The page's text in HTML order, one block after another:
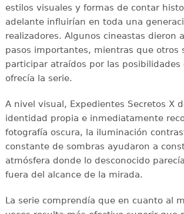
estilos visuales y formas de contar
adelante influirían en toda una
realizadores. Algunos cineastas dieron
pasos importantes, mientras que otros
participar atraídos por las posibilidades
ofrecía la serie.
A nivel visual, Expedientes Secretos X
identidad propia e inmediatamente
fotografía oscura, la iluminación
constante de sombras ayudaron a
atmósfera donde lo desconocido
fuera del alcance de la mirada.
La serie comprendía que en cuanto al